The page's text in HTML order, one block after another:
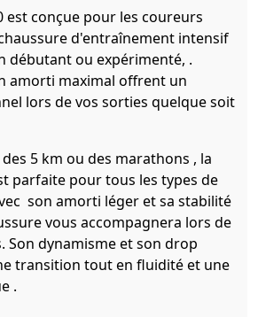
est conçue pour les coureurs
d'entraînement intensif
débutant ou expérimenté, .
amorti maximal offrent un
lors de vos sorties quelque soit
5 km ou des marathons , la
parfaite pour tous les types de
son amorti léger et sa stabilité
vous accompagnera lors de
Son dynamisme et son drop
transition tout en fluidité et une
.